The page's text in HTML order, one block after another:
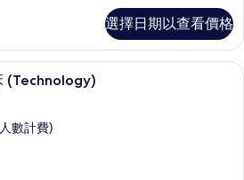
選擇日期以查看價格
標準客房, 1 張特大雙人床
(Technology)
數計費)